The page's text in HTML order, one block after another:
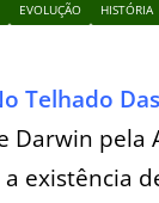
EVOLUÇÃO HISTÓRIA
Telhado
Darwin pela
existência